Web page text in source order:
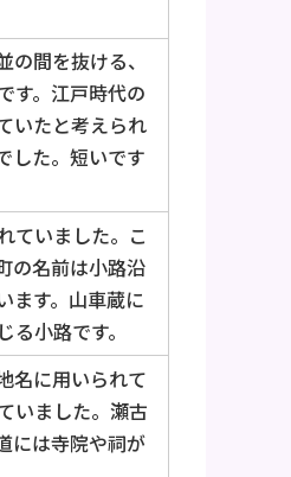
間を抜ける、
す。江戸時代の
いたと考えられ
した。短いです
ていました。こ
の名前は小路沿
ます。山車蔵に
小路です。
名に用いられて
いました。瀬古
には寺院や祠が